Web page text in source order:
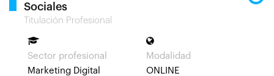
Sociales
Titulación Profesional
Sector profesional
Marketing Digital
Modalidad
ONLINE